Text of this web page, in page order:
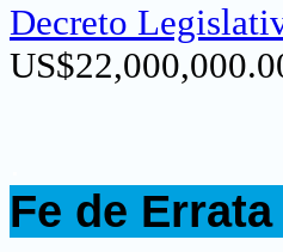
Decreto
Fe de Errata